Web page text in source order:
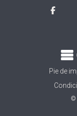
Pie de
©